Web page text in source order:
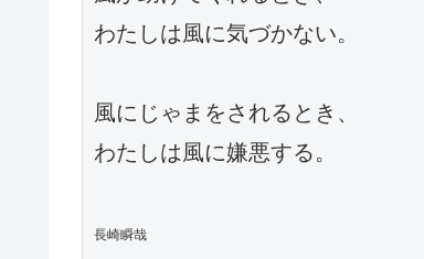
わたしは風に気づかない。
風にじゃまをされるとき、
わたしは風に嫌悪する。
長崎瞬哉